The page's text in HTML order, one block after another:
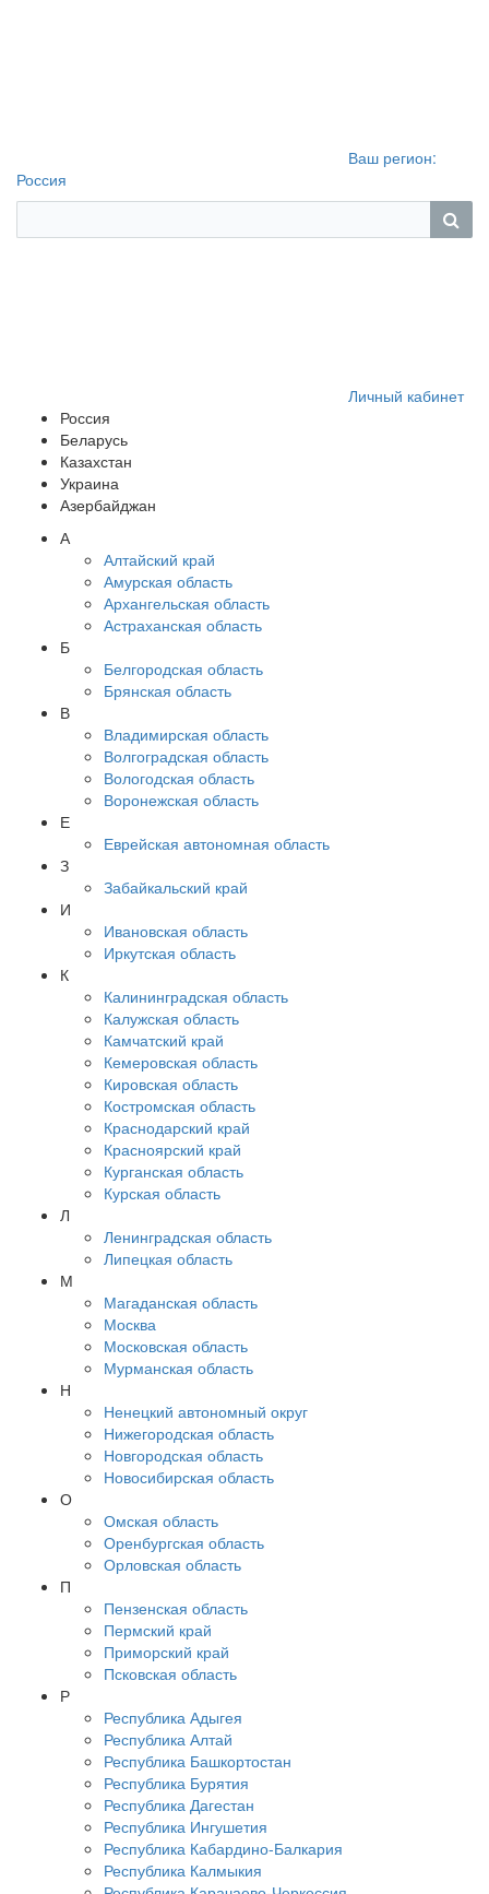
Ваш регион:
Россия
Личный кабинет
Россия
Беларусь
Казахстан
Украина
Азербайджан
А
Алтайский край
Амурская область
Архангельская область
Астраханская область
Б
Белгородская область
Брянская область
В
Владимирская область
Волгоградская область
Вологодская область
Воронежская область
Е
Еврейская автономная область
З
Забайкальский край
И
Ивановская область
Иркутская область
К
Калининградская область
Калужская область
Камчатский край
Кемеровская область
Кировская область
Костромская область
Краснодарский край
Красноярский край
Курганская область
Курская область
Л
Ленинградская область
Липецкая область
М
Магаданская область
Москва
Московская область
Мурманская область
Н
Ненецкий автономный округ
Нижегородская область
Новгородская область
Новосибирская область
О
Омская область
Оренбургская область
Орловская область
П
Пензенская область
Пермский край
Приморский край
Псковская область
Р
Республика Адыгея
Республика Алтай
Республика Башкортостан
Республика Бурятия
Республика Дагестан
Республика Ингушетия
Республика Кабардино-Балкария
Республика Калмыкия